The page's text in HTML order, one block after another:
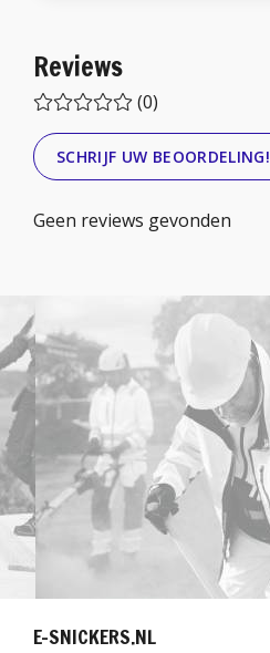
Reviews
(0)
SCHRIJF UW BEOORDELING!
Geen reviews gevonden
E-SNICKERS.NL